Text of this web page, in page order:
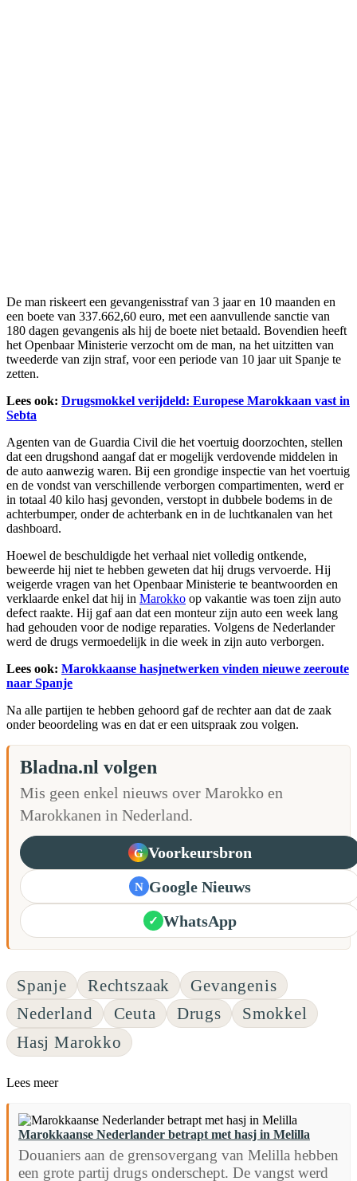
De man riskeert een gevangenisstraf van 3 jaar en 10 maanden en
een boete van 337.662,60 euro, met een aanvullende sanctie van
180 dagen gevangenis als hij de boete niet betaald. Bovendien heeft
het Openbaar Ministerie verzocht om de man, na het uitzitten van
tweederde van zijn straf, voor een periode van 10 jaar uit Spanje te
zetten.
Lees ook: Drugsmokkel verijdeld: Europese Marokkaan vast in
Sebta
Agenten van de Guardia Civil die het voertuig doorzochten, stellen
dat een drugshond aangaf dat er mogelijk verdovende middelen in
de auto aanwezig waren. Bij een grondige inspectie van het voertuig
en de vondst van verschillende verborgen compartimenten, werd er
in totaal 40 kilo hasj gevonden, verstopt in dubbele bodems in de
achterbumper, onder de achterbank en in de luchtkanalen van het
dashboard.
Hoewel de beschuldigde het verhaal niet volledig ontkende,
beweerde hij niet te hebben geweten dat hij drugs vervoerde. Hij
weigerde vragen van het Openbaar Ministerie te beantwoorden en
verklaarde enkel dat hij in Marokko op vakantie was toen zijn auto
defect raakte. Hij gaf aan dat een monteur zijn auto een week lang
had gehouden voor de nodige reparaties. Volgens de Nederlander
werd de drugs vermoedelijk in die week in zijn auto verborgen.
Lees ook: Marokkaanse hasjnetwerken vinden nieuwe zeeroute
naar Spanje
Na alle partijen te hebben gehoord gaf de rechter aan dat de zaak
onder beoordeling was en dat er een uitspraak zou volgen.
Bladna.nl volgen
Mis geen enkel nieuws over Marokko en
Marokkanen in Nederland.
G Voorkeursbron
N Google Nieuws
✓ WhatsApp
Spanje Rechtszaak
Gevangenis
Nederland
Ceuta Drugs
Smokkel
Hasj Marokko
Lees meer
Marokkaanse Nederlander betrapt met hasj in Melilla
Douaniers aan de grensovergang van Melilla hebben
een grote partij drugs onderschept. De vangst werd